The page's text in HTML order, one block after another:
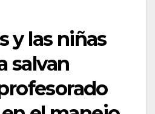
y las niñas
salvan